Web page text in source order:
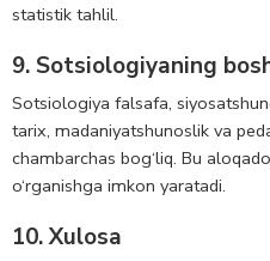
statistik tahlil.
9. Sotsiologiyaning
Sotsiologiya falsafa,
tarix, madaniyatshunoslik va
chambarchas bog‘liq. Bu
o‘rganishga imkon yaratadi.
10. Xulosa